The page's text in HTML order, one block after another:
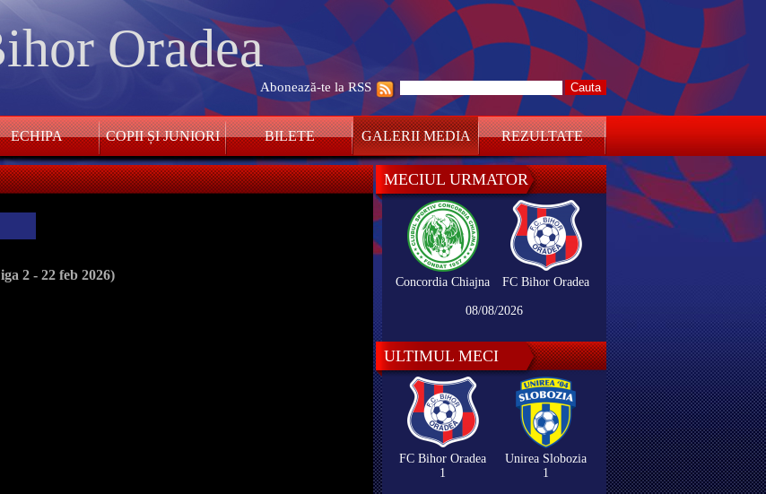
Oradea
Abonează-te la RSS
ECHIPA COPII ȘI JUNIORI BILETE GALERII MEDIA REZULTATE
2 - 22 feb 2026)
MECIUL URMATOR
Concordia Chiajna FC Bihor Oradea
08/08/2026
ULTIMUL MECI
FC Bihor Oradea
1
Unirea Slobozia
1